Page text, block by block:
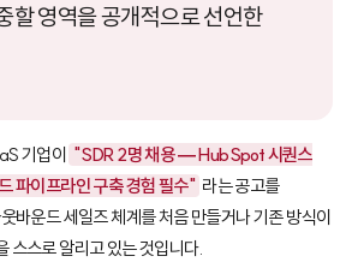
할 영역을 공개적으로 선언한
기업이 "SDR 2명 채용 — HubSpot 시퀀스
파이프라인 구축 경험 필수" 라는 공고를
바운드 세일즈 체계를 처음 만들거나 기존 방식이
스스로 알리고 있는 것입니다.